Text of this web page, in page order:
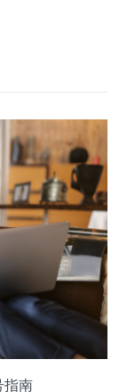
指南